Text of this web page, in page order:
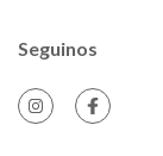
Seguinos